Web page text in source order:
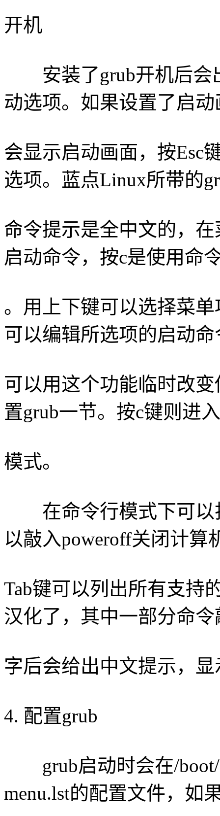
开机
安装了grub开机后会
动选项。如果设置了启动
会显示启动画面，按Esc
选项。蓝点Linux所带的
命令提示是全中文的，
启动命令，按c是使用命
。用上下键可以选择菜
可以编辑所选项的启动命
可以用这个功能临时改
置grub一节。按c键则进
模式。
在命令行模式下可以
以敲入poweroff关闭计算
Tab键可以列出所有支持
汉化了，其中一部分命令
字后会给出中文提示，
4. 配置grub
grub启动时会在/boot/
menu.lst的配置文件，如